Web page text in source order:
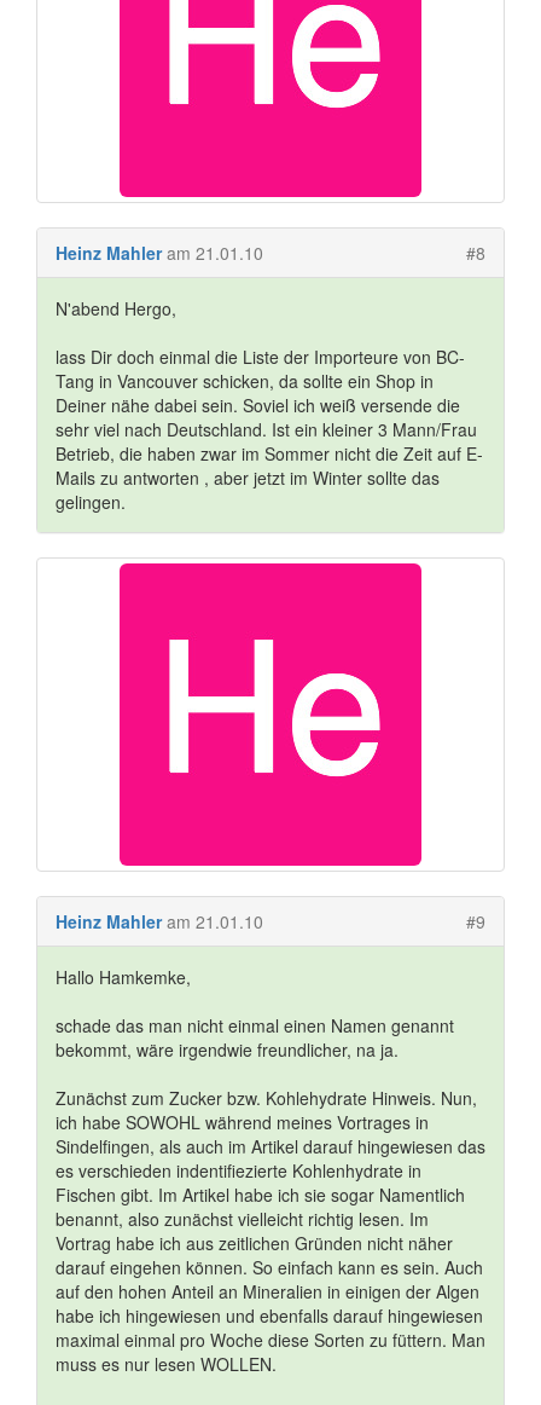
Heinz Mahler am 21.01.10 #8
N'abend Hergo,
lass Dir doch einmal die Liste der Importeure von BC-
Tang in Vancouver schicken, da sollte ein Shop in
Deiner nähe dabei sein. Soviel ich weiß versende die
sehr viel nach Deutschland. Ist ein kleiner 3 Mann/Frau
Betrieb, die haben zwar im Sommer nicht die Zeit auf E-
Mails zu antworten , aber jetzt im Winter sollte das
gelingen.
Heinz Mahler am 21.01.10 #9
Hallo Hamkemke,
schade das man nicht einmal einen Namen genannt
bekommt, wäre irgendwie freundlicher, na ja.
Zunächst zum Zucker bzw. Kohlehydrate Hinweis. Nun,
ich habe SOWOHL während meines Vortrages in
Sindelfingen, als auch im Artikel darauf hingewiesen das
es verschieden indentifiezierte Kohlenhydrate in
Fischen gibt. Im Artikel habe ich sie sogar Namentlich
benannt, also zunächst vielleicht richtig lesen. Im
Vortrag habe ich aus zeitlichen Gründen nicht näher
darauf eingehen können. So einfach kann es sein. Auch
auf den hohen Anteil an Mineralien in einigen der Algen
habe ich hingewiesen und ebenfalls darauf hingewiesen
maximal einmal pro Woche diese Sorten zu füttern. Man
muss es nur lesen WOLLEN.